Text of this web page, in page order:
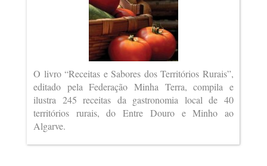
O livro “Receitas e Sabores dos Territórios Rurais”,
editado pela Federação Minha Terra, compila e
ilustra 245 receitas da gastronomia local de 40
territórios rurais, do Entre Douro e Minho ao
Algarve.